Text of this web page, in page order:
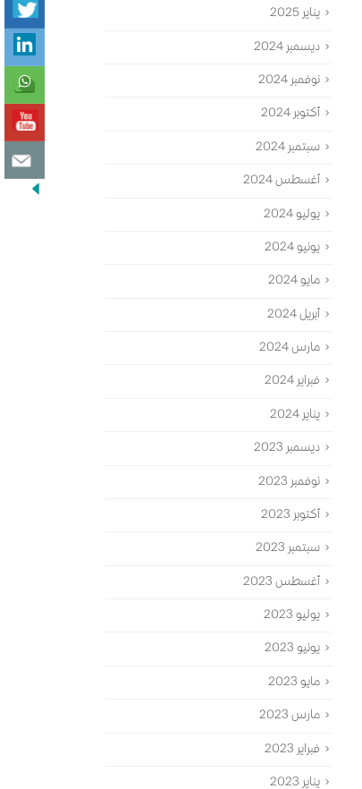
يناير 2025
ديسمبر 2024
نوفمبر 2024
أكتوبر 2024
سبتمبر 2024
أغسطس 2024
يوليو 2024
يونيو 2024
مايو 2024
أبريل 2024
مارس 2024
فبراير 2024
يناير 2024
ديسمبر 2023
نوفمبر 2023
أكتوبر 2023
سبتمبر 2023
أغسطس 2023
يوليو 2023
يونيو 2023
مايو 2023
مارس 2023
فبراير 2023
يناير 2023